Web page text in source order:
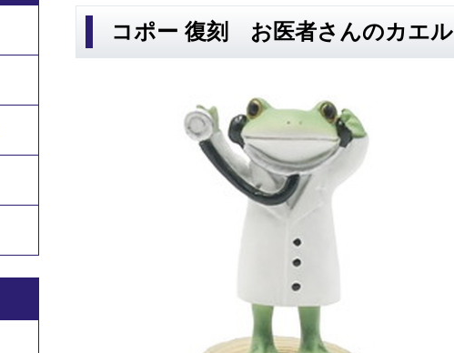
コポー 復刻 お医者さんのカエル